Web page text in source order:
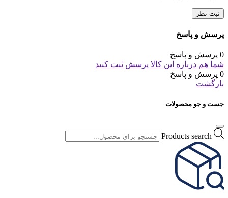
ثبت نظر
پرسش و پاسخ
0 پرسش و پاسخ
شما هم درباره این کالا پرسش ثبت کنید
0 پرسش و پاسخ
بازگشت
جست و جو محصولات
Products search